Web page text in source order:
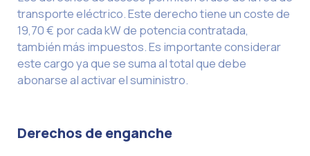
transporte eléctrico. Este derecho tiene un coste de
19,70 € por cada kW de potencia contratada,
también más impuestos. Es importante considerar
este cargo ya que se suma al total que debe
abonarse al activar el suministro.
Derechos de enganche